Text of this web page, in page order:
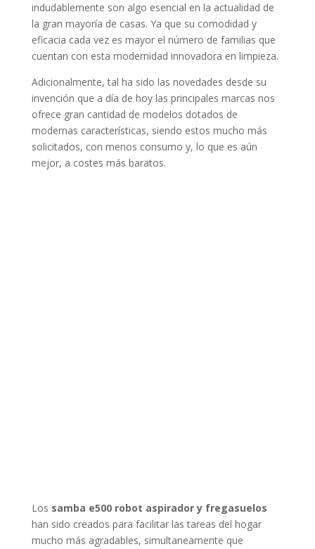
indudablemente son algo esencial en la actualidad de
la gran mayoría de casas. Ya que su comodidad y
eficacia cada vez es mayor el número de familias que
cuentan con esta modernidad innovadora en limpieza.
Adicionalmente, tal ha sido las novedades desde su
invención que a día de hoy las principales marcas nos
ofrece gran cantidad de modelos dotados de
modernas características, siendo estos mucho más
solicitados, con menos consumo y, lo que es aún
mejor, a costes más baratos.
Los samba e500 robot aspirador y fregasuelos
han sido creados para facilitar las tareas del hogar
mucho más agradables, simultaneamente que